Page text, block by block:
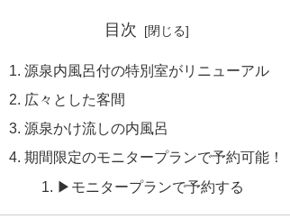
目次
源泉内風呂付の特別室がリニューアル
広々とした客間
源泉かけ流しの内風呂
期間限定のモニタープランで予約可能！
▶モニタープランで予約する